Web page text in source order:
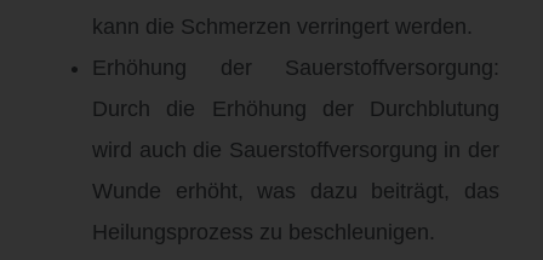
kann die Schmerzen verringert werden.
Erhöhung der Sauerstoffversorgung:
Durch die Erhöhung der Durchblutung
wird auch die Sauerstoffversorgung in der
Wunde erhöht, was dazu beiträgt, das
Heilungsprozess zu beschleunigen.